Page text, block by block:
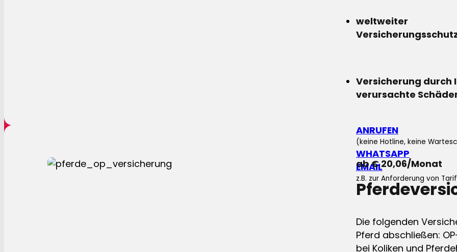
weltweiter
Versicherung durch
verursachte
ANRUFEN
(keine Hotline, keine
WHATSAPP
EMAIL
z.B. zur Anforderung von
ab € 20,06/Monat
Die folgenden
Pferd abschließen:
bei Koliken und